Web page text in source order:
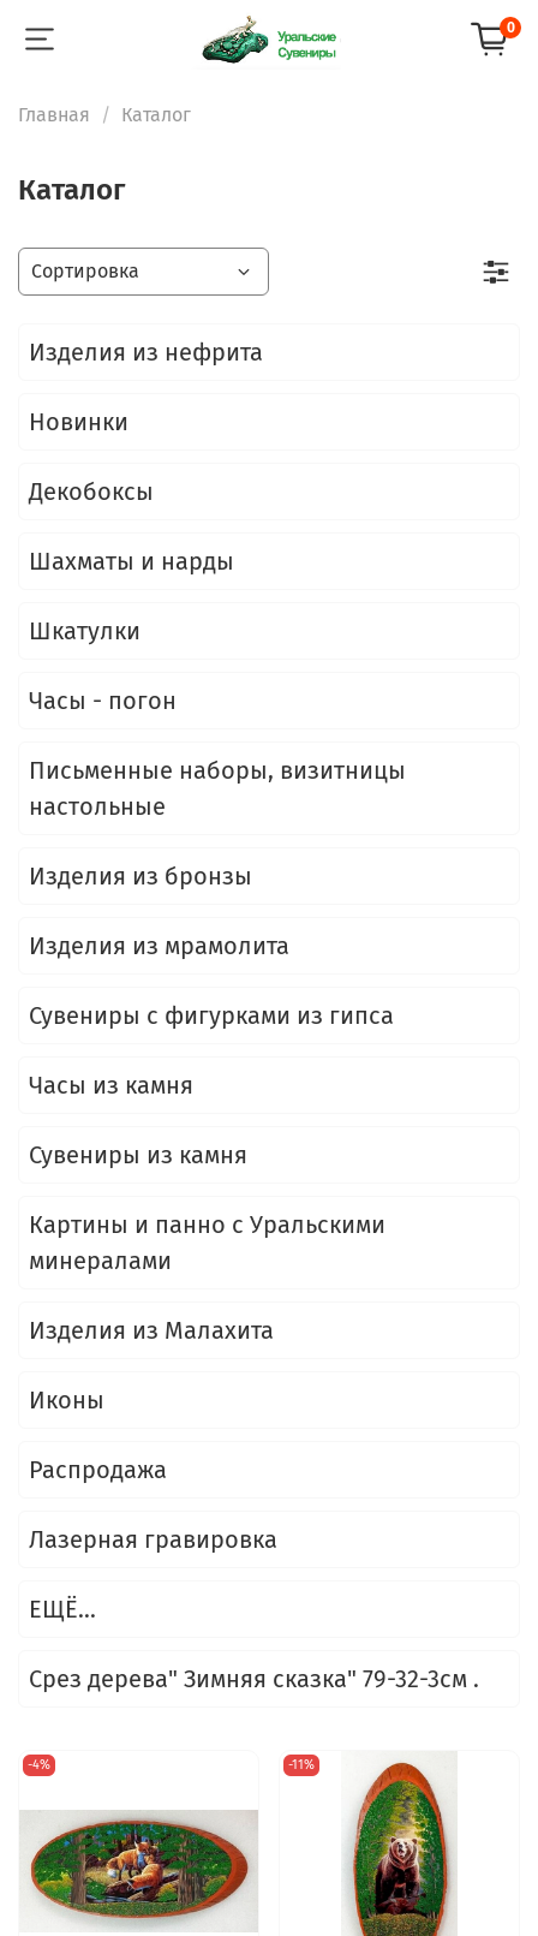
0
Главная Каталог
Каталог
Изделия из нефрита
Новинки
Декобоксы
Шахматы и нарды
Шкатулки
Часы - погон
Письменные наборы, визитницы
настольные
Изделия из бронзы
Изделия из мрамолита
Сувениры с фигурками из гипса
Часы из камня
Сувениры из камня
Картины и панно с Уральскими
минералами
Изделия из Малахита
Иконы
Распродажа
Лазерная гравировка
ЕЩЁ...
Срез дерева" Зимняя сказка" 79-32-3см .
-4% -11%